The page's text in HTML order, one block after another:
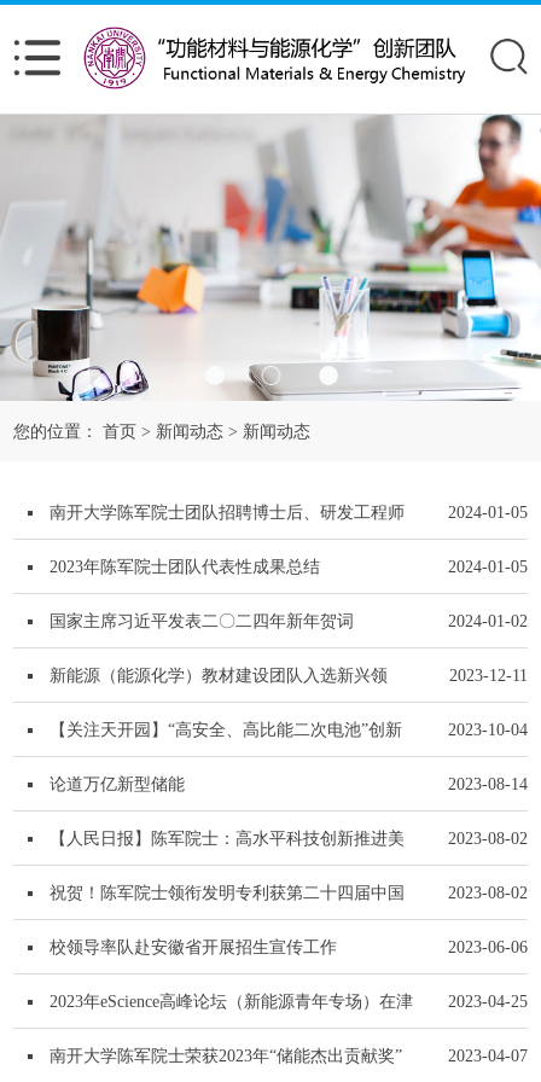
您的位置：首页 > 新闻动态 > 新闻动态
南开大学陈军院士团队招聘博士后、研发工程师
和科研助理岗位
2024-01-05
2023年陈军院士团队代表性成果总结 2024-01-05
国家主席习近平发表二〇二四年新年贺词 2024-01-02
新能源（能源化学）教材建设团队入选新兴领
域“十四五”高等教育...
2023-12-11
【关注天开园】“高安全、高比能二次电池”创新
沙龙在天开园举办
2023-10-04
论道万亿新型储能 2023-08-14
【人民日报】陈军院士：高水平科技创新推进美
丽中国建设
2023-08-02
祝贺！陈军院士领衔发明专利获第二十四届中国
专利优秀奖
2023-08-02
校领导率队赴安徽省开展招生宣传工作 2023-06-06
2023年eScience高峰论坛（新能源青年专场）在津
举行
2023-04-25
南开大学陈军院士荣获2023年“储能杰出贡献奖” 2023-04-07